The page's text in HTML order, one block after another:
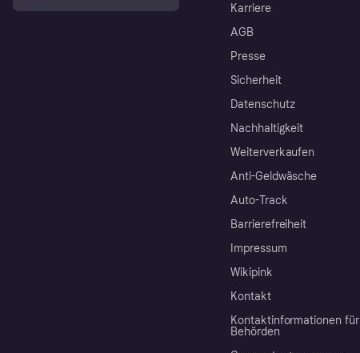
Karriere
AGB
Presse
Sicherheit
Datenschutz
Nachhaltigkeit
Weiterverkaufen
Anti-Geldwäsche
Auto-Track
Barrierefreiheit
Impressum
Wikipink
Kontakt
Kontaktinformationen für
Behörden